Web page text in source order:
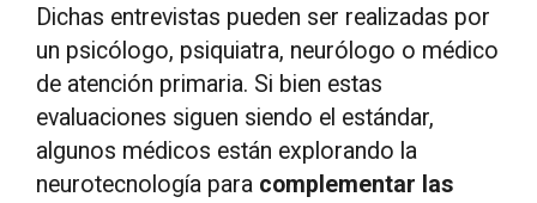
Dichas entrevistas pueden ser realizadas por
un psicólogo, psiquiatra, neurólogo o médico
de atención primaria. Si bien estas
evaluaciones siguen siendo el estándar,
algunos médicos están explorando la
neurotecnología para complementar las